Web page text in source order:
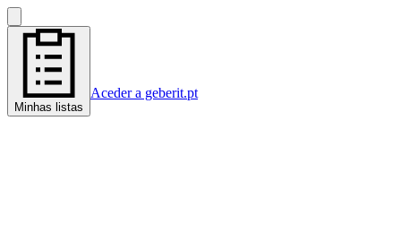
Minhas listas
Aceder a geberit.pt